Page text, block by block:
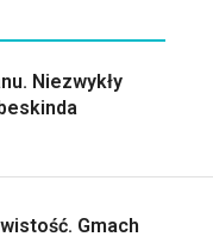
Niezwykły
Gmach